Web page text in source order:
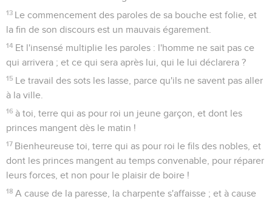
13 Le commencement des paroles de sa bouche est folie, et
la fin de son discours est un mauvais égarement.
14 Et l'insensé multiplie les paroles : l'homme ne sait pas ce
qui arrivera ; et ce qui sera après lui, qui le lui déclarera ?
15 Le travail des sots les lasse, parce qu'ils ne savent pas aller
à la ville.
16 à toi, terre qui as pour roi un jeune garçon, et dont les
princes mangent dès le matin !
17 Bienheureuse toi, terre qui as pour roi le fils des nobles, et
dont les princes mangent au temps convenable, pour réparer
leurs forces, et non pour le plaisir de boire !
18 A cause de la paresse, la charpente s'affaisse ; et à cause